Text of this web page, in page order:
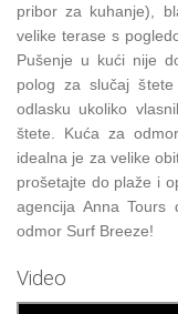
pribor za kuhanje),
velike terase s
Pušenje u kući nije
polog za slučaj
odlasku ukoliko
štete. Kuća za
idealna je za velike
prošetajte do plaže i
agencija Anna
odmor Surf Breeze!
Video